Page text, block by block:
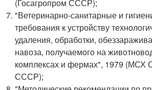
(Госагропром СССР);
"Ветеринарно-санитарные и
требования к устройству
удаления, обработки,
навоза, получаемого на
комплексах и фермах", 1979
СССР);